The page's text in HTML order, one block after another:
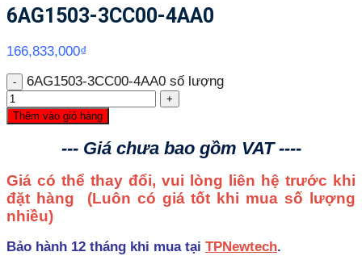
6AG1503-3CC00-4AA0
166,833,000₫
6AG1503-3CC00-4AA0 số lượng
Thêm vào giỏ hàng
--- Giá chưa bao gồm VAT ----
Giá có thể thay đổi, vui lòng liên hệ trước khi
đặt hàng (Luôn có giá tốt khi mua số lượng
nhiều)
Bảo hành 12 tháng khi mua tại TPNewtech.